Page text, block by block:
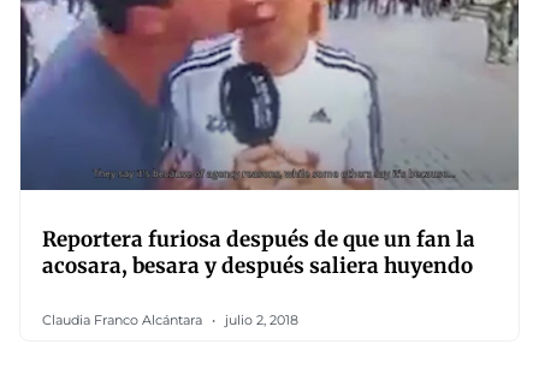
Reportera furiosa después de que un fan la
acosara, besara y después saliera huyendo
Claudia Franco Alcántara julio 2, 2018